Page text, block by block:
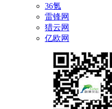
36氪
雷锋网
猎云网
亿欧网